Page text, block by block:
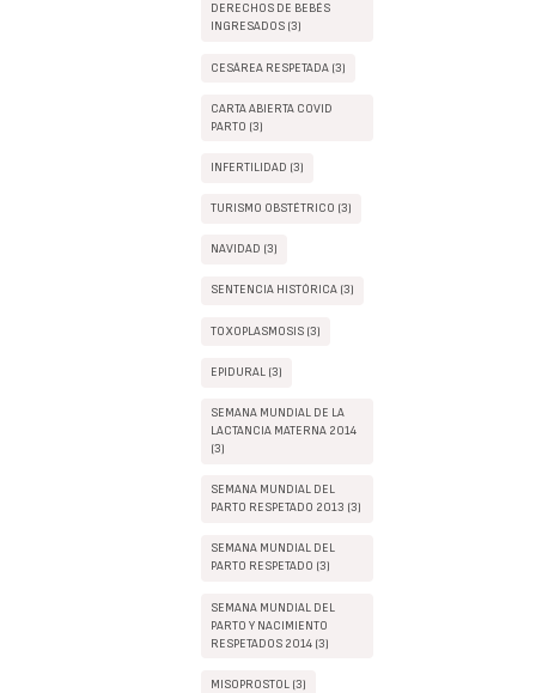
DERECHOS DE BEBÉS
INGRESADOS (3)
CESÁREA RESPETADA (3)
CARTA ABIERTA COVID
PARTO (3)
INFERTILIDAD (3)
TURISMO OBSTÉTRICO (3)
NAVIDAD (3)
SENTENCIA HISTÓRICA (3)
TOXOPLASMOSIS (3)
EPIDURAL (3)
SEMANA MUNDIAL DE LA
LACTANCIA MATERNA 2014
(3)
SEMANA MUNDIAL DEL
PARTO RESPETADO 2013 (3)
SEMANA MUNDIAL DEL
PARTO RESPETADO (3)
SEMANA MUNDIAL DEL
PARTO Y NACIMIENTO
RESPETADOS 2014 (3)
MISOPROSTOL (3)